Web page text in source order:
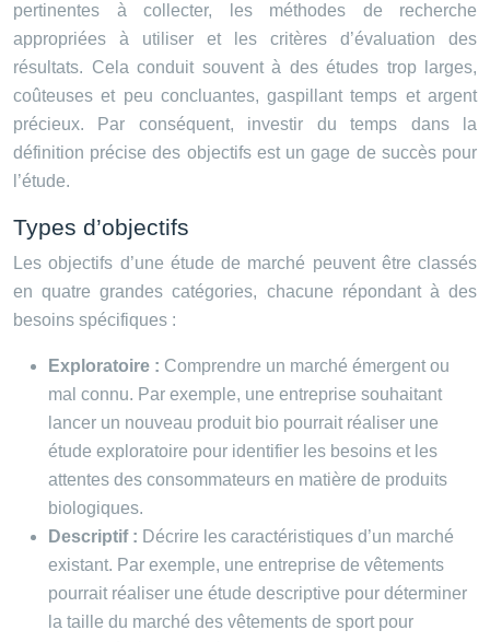
pertinentes à collecter, les méthodes de recherche
appropriées à utiliser et les critères d’évaluation des
résultats. Cela conduit souvent à des études trop larges,
coûteuses et peu concluantes, gaspillant temps et argent
précieux. Par conséquent, investir du temps dans la
définition précise des objectifs est un gage de succès pour
l’étude.
Types d’objectifs
Les objectifs d’une étude de marché peuvent être classés
en quatre grandes catégories, chacune répondant à des
besoins spécifiques :
Exploratoire : Comprendre un marché émergent ou
mal connu. Par exemple, une entreprise souhaitant
lancer un nouveau produit bio pourrait réaliser une
étude exploratoire pour identifier les besoins et les
attentes des consommateurs en matière de produits
biologiques.
Descriptif : Décrire les caractéristiques d’un marché
existant. Par exemple, une entreprise de vêtements
pourrait réaliser une étude descriptive pour déterminer
la taille du marché des vêtements de sport pour